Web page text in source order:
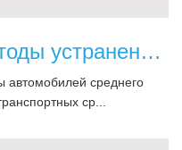
Неисправности и методы устранения вакуумных насосов для автомобилей
автомобилей среднего
ср...